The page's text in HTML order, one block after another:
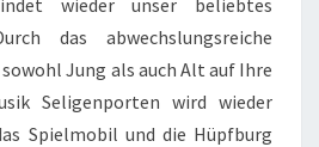
das abwechslungsreiche
Jung als auch Alt auf Ihre
Seligenporten wird wieder
Spielmobil und die Hüpfburg